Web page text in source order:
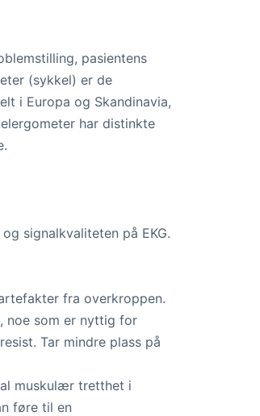
pasientens
(sykkel) er de
i Europa og Skandinavia,
har distinkte
signalkvaliteten på EKG.
fra overkroppen.
noe som er nyttig for
Tar mindre plass på
muskulær tretthet i
føre til en